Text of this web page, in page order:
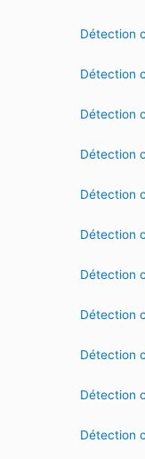
Détection
Détection
Détection
Détection
Détection
Détection
Détection
Détection
Détection
Détection
Détection